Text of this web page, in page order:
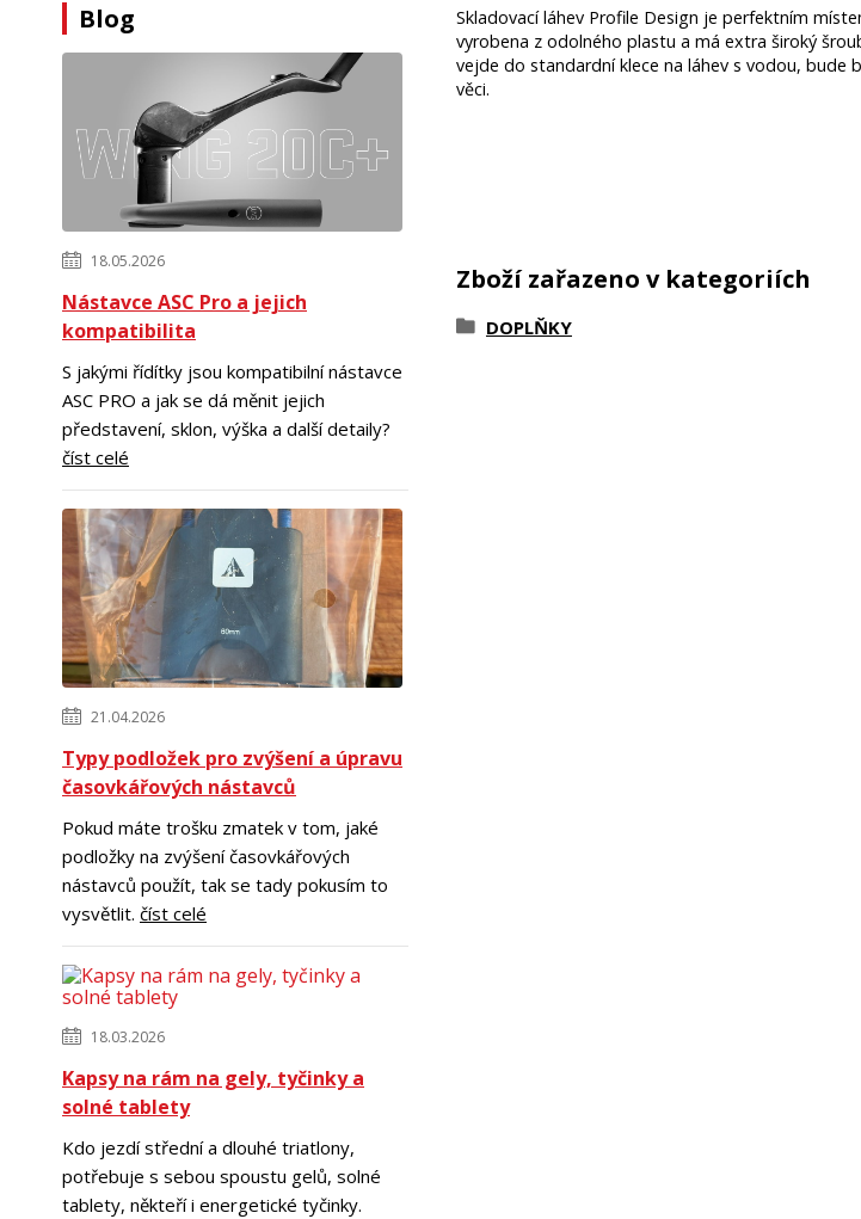
Blog
18.05.2026
Nástavce ASC Pro a jejich
kompatibilita
S jakými řídítky jsou kompatibilní nástavce
ASC PRO a jak se dá měnit jejich
představení, sklon, výška a další detaily?
číst celé
21.04.2026
Typy podložek pro zvýšení a úpravu
časovkářových nástavců
Pokud máte trošku zmatek v tom, jaké
podložky na zvýšení časovkářových
nástavců použít, tak se tady pokusím to
vysvětlit. číst celé
18.03.2026
Kapsy na rám na gely, tyčinky a
solné tablety
Kdo jezdí střední a dlouhé triatlony,
potřebuje s sebou spoustu gelů, solné
tablety, někteří i energetické tyčinky.
Skladovací láhev Profile Design je perfektním
vyrobena z odolného plastu a má extra široký
vejde do standardní klece na láhev s vodou, bude
věci.
Zboží zařazeno v kategoriích
DOPLŇKY